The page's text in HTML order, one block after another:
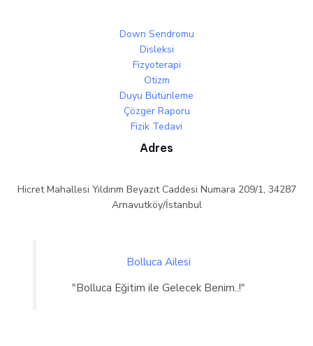
Down Sendromu
Disleksi
Fizyoterapi
Otizm
Duyu Bütünleme
Çözger Raporu
Fizik Tedavi
Adres
Hicret Mahallesi Yıldırım Beyazıt Caddesi Numara 209/1, 34287
Arnavutköy/İstanbul
Bolluca Ailesi
"Bolluca Eğitim ile Gelecek Benim..!"